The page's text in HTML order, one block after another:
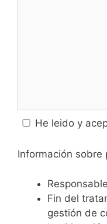
He leido y
Información
Fin del
gestión de